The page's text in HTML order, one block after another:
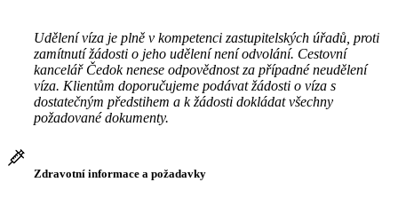
Udělení víza je plně v kompetenci zastupitelských úřadů, proti
zamítnutí žádosti o jeho udělení není odvolání. Cestovní
kancelář Čedok nenese odpovědnost za případné neudělení
víza. Klientům doporučujeme podávat žádosti o víza s
dostatečným předstihem a k žádosti dokládat všechny
požadované dokumenty.
Zdravotní informace a požadavky